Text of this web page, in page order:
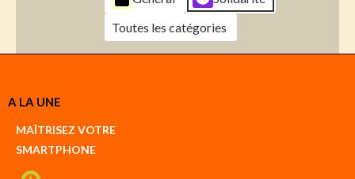
Toutes les catégories
Créer
compte
A LA UNE
MAÎTRISEZ VOTRE
SMARTPHONE